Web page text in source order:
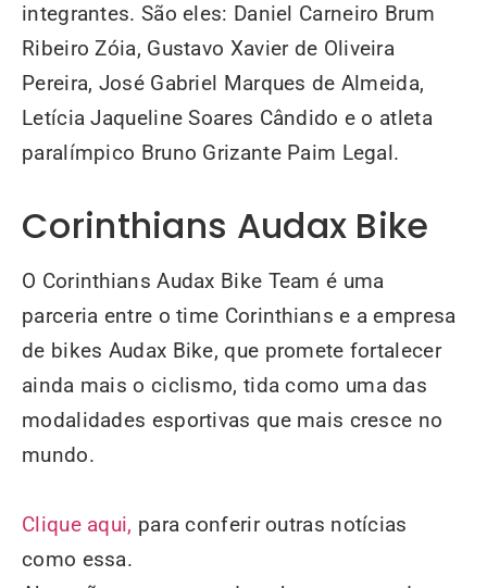
integrantes. São eles: Daniel Carneiro Brum
Ribeiro Zóia, Gustavo Xavier de Oliveira
Pereira, José Gabriel Marques de Almeida,
Letícia Jaqueline Soares Cândido e o atleta
paralímpico Bruno Grizante Paim Legal.
Corinthians Audax Bike
O Corinthians Audax Bike Team é uma
parceria entre o time Corinthians e a empresa
de bikes Audax Bike, que promete fortalecer
ainda mais o ciclismo, tida como uma das
modalidades esportivas que mais cresce no
mundo.
Clique aqui, para conferir outras notícias
como essa.